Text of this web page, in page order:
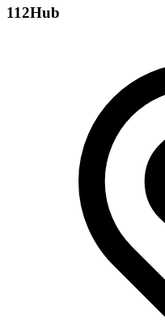
112Hub